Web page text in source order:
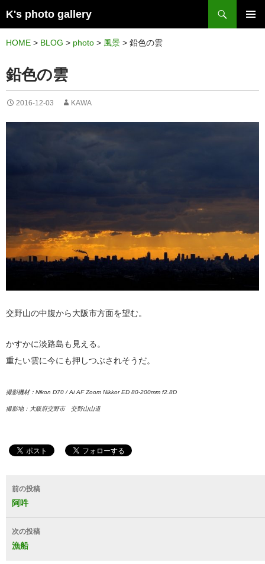
K's photo gallery
ン
ン
ツ
へ
ス
HOME > BLOG > photo > 風景 > 鉛色の雲
鉛色の雲
2016-12-03 KAWA
交野山の中腹から大阪市方面を望む。
かすかに淡路島も見える。
重たい雲に今にも押しつぶされそうだ。
撮影機材：Nikon D70 / Ai AF Zoom Nikkor ED 80-200mm f2.8D
撮影地：大阪府交野市 交野山山道
投
稿
ナ
ビ
前の投稿
阿吽
次の投稿
漁船